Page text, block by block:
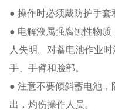
● 操作时必须戴防护手套
● 电解液属强腐蚀性物
人失明。对蓄电池作业
手、手臂和脸部。
● 注意不要倾斜蓄电池
出，灼伤操作人员。